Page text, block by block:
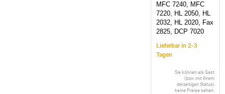
MFC 7240, MFC
7220, HL 2050, HL
2032, HL 2020, Fax
2825, DCP 7020
Lieferbar in 2-3
Tagen
Sie können als Gast
(bzw. mit Ihrem
derzeitigen Status)
keine Preise sehen.